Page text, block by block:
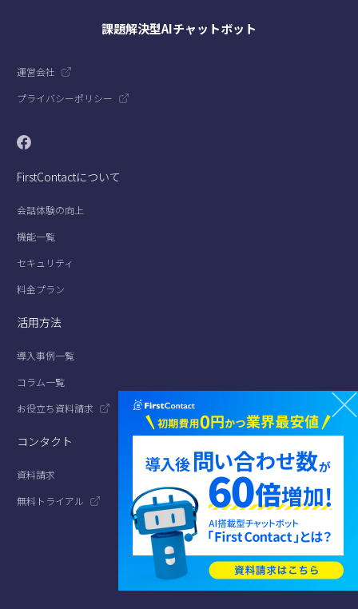
課題解決型AIチャットボット
運営会社
プライバシーポリシー
FirstContactについて
会話体験の向上
機能一覧
セキュリティ
料金プラン
活用方法
導入事例一覧
コラム一覧
お役立ち資料請求
コンタクト
資料請求
無料トライアル